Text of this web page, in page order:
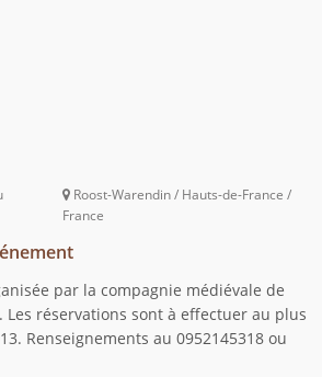
Roost-Warendin / Hauts-de-France /
France
par la compagnie médiévale de
Les réservations sont à effectuer au plus
Renseignements au 0952145318 ou